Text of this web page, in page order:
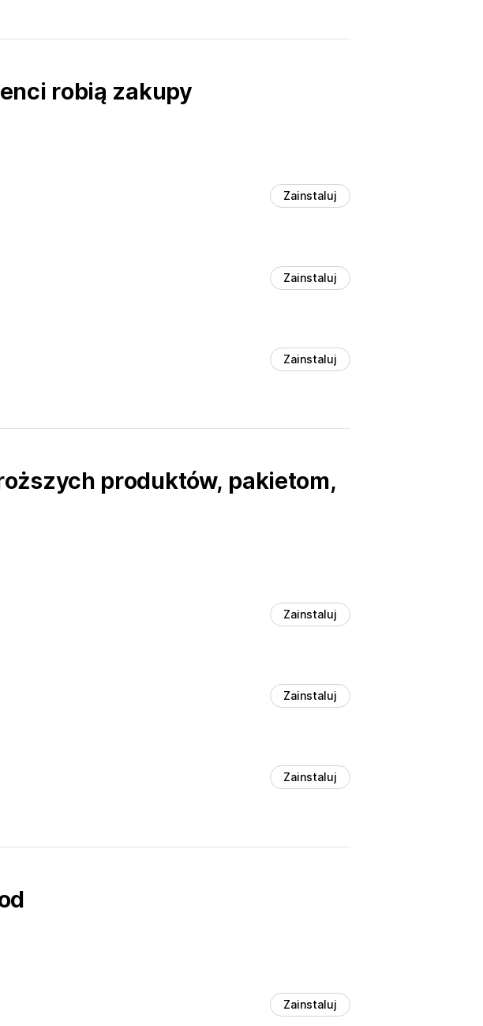
robią zakupy
Zainstaluj
Zainstaluj
Zainstaluj
produktów, pakietom,
Zainstaluj
Zainstaluj
Zainstaluj
Zainstaluj